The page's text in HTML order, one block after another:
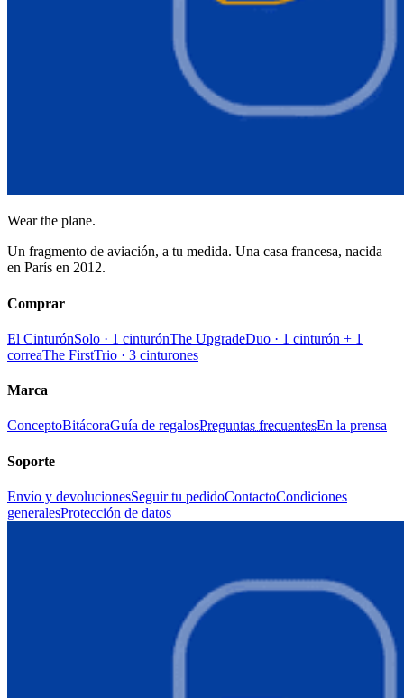
Wear the plane.
Un fragmento de aviación, a tu medida. Una casa francesa, nacida
en París en 2012.
Comprar
El CinturónSolo · 1 cinturónThe UpgradeDuo · 1 cinturón + 1
correaThe FirstTrio · 3 cinturones
Marca
ConceptoBitácoraGuía de regalosPreguntas frecuentesEn la prensa
Soporte
Envío y devolucionesSeguir tu pedidoContactoCondiciones
generalesProtección de datos